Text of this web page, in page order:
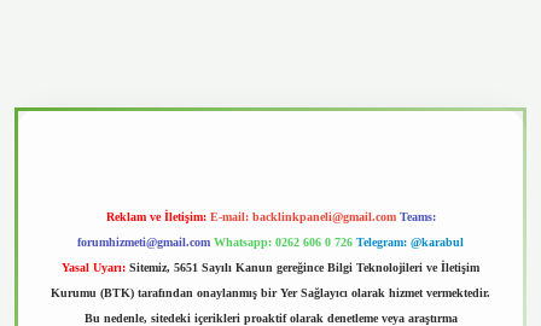
Reklam ve İletişim: E-mail: backlinkpaneli@gmail.com Teams:
forumhizmeti@gmail.com Whatsapp: 0262 606 0 726 Telegram: @karabul
Yasal Uyarı: Sitemiz, 5651 Sayılı Kanun gereğince Bilgi Teknolojileri ve İletişim
Kurumu (BTK) tarafından onaylanmış bir Yer Sağlayıcı olarak hizmet vermektedir.
Bu nedenle, sitedeki içerikleri proaktif olarak denetleme veya araştırma